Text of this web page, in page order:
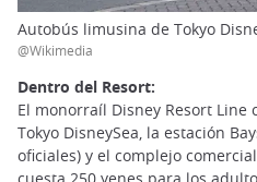
Autobús limusina de Tokyo
@Wikimedia
Dentro del Resort:
El monorraíl Disney Resort Line
Tokyo DisneySea, la estación
oficiales) y el complejo